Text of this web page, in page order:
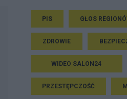
PIS GŁOS
ZDROWIE
WIDEO SALON24
PRZESTĘPCZOŚĆ